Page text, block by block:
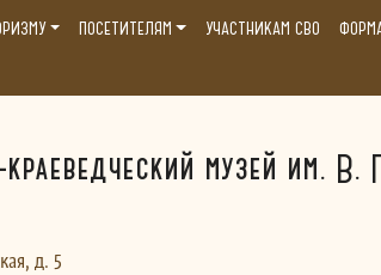
ПОСЕТИТЕЛЯМ УЧАСТНИКАМ СВО
музей им. В.
д. 5